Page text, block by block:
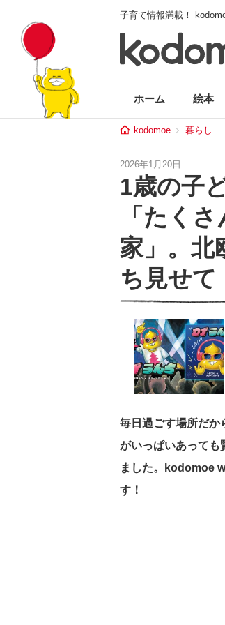
子育て情報満載！
ホーム 絵本
kodomoe 暮らし
2026年1月20日
1歳の子
「たく
家」。北
ち見せて
毎日過ごす場所だ
がいっぱいあっても
ました。kodomoe
す！